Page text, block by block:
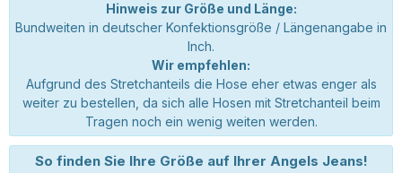
Hinweis zur Größe und Länge:
Bundweiten in deutscher Konfektionsgröße / Längenangabe in
Inch.
Wir empfehlen:
Aufgrund des Stretchanteils die Hose eher etwas enger als
weiter zu bestellen, da sich alle Hosen mit Stretchanteil beim
Tragen noch ein wenig weiten werden.
So finden Sie Ihre Größe auf Ihrer Angels Jeans!